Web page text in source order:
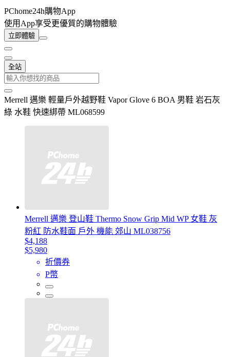
PChome24h購物App
使用App享受更優質的購物體驗
立即體驗
全站
Merrell 邁樂 輕量戶外越野鞋 Vapor Glove 6 BOA 男鞋 岩石灰
綠 水鞋 快速綁帶 ML068599
Merrell 邁樂 登山鞋 Thermo Snow Grip Mid WP 女鞋 灰
粉紅 防水鞋面 戶外 機能 郊山 ML038756
$4,188
$5,980
折價券
P幣